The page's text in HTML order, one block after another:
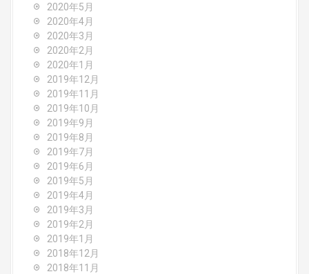
2020年5月
2020年4月
2020年3月
2020年2月
2020年1月
2019年12月
2019年11月
2019年10月
2019年9月
2019年8月
2019年7月
2019年6月
2019年5月
2019年4月
2019年3月
2019年2月
2019年1月
2018年12月
2018年11月